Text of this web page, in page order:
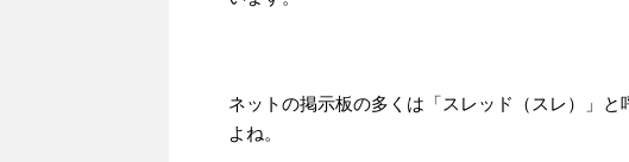
ネットの掲示板の多くは「スレッド（スレ）」
よね。